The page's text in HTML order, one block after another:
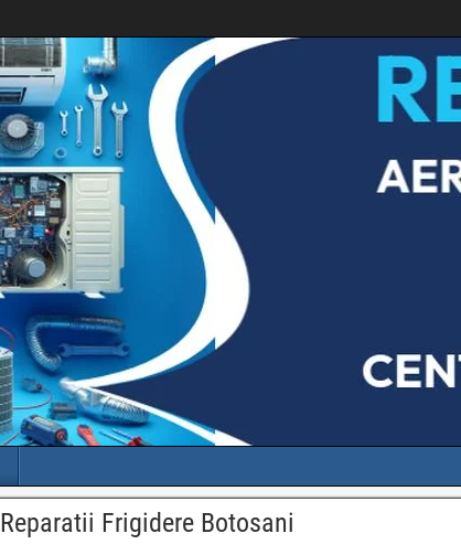
Reparatii Frigidere Botosani